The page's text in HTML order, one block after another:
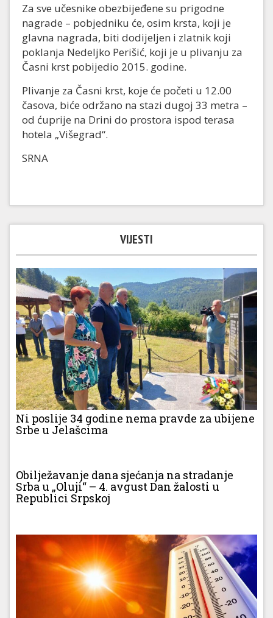
Za sve učesnike obezbijeđene su prigodne
nagrade – pobjedniku će, osim krsta, koji je
glavna nagrada, biti dodijeljen i zlatnik koji
poklanja Nedeljko Perišić, koji je u plivanju za
Časni krst pobijedio 2015. godine.
Plivanje za Časni krst, koje će početi u 12.00
časova, biće održano na stazi dugoj 33 metra –
od ćuprije na Drini do prostora ispod terasa
hotela „Višegrad“.
SRNA
VIJESTI
Ni poslije 34 godine nema pravde za ubijene
Srbe u Jelašcima
Obilježavanje dana sjećanja na stradanje
Srba u „Oluji“ – 4. avgust Dan žalosti u
Republici Srpskoj